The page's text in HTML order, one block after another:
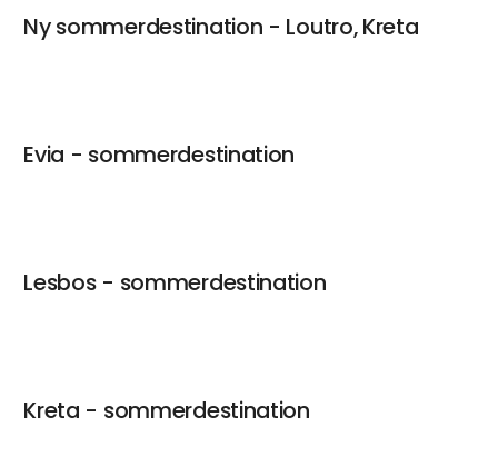
Ny sommerdestination - Loutro, Kreta
Evia - sommerdestination
Lesbos - sommerdestination
Kreta - sommerdestination